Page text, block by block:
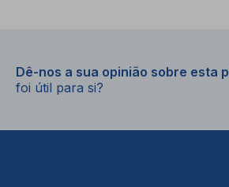
Dê-nos a sua opinião sobre esta
foi útil para si?